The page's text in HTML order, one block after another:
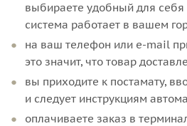
выбираете удобный для себя
система работает в вашем
на ваш телефон или e-mail
это значит, что товар
вы приходите к постамату,
и следует инструкциям
оплачиваете заказ в